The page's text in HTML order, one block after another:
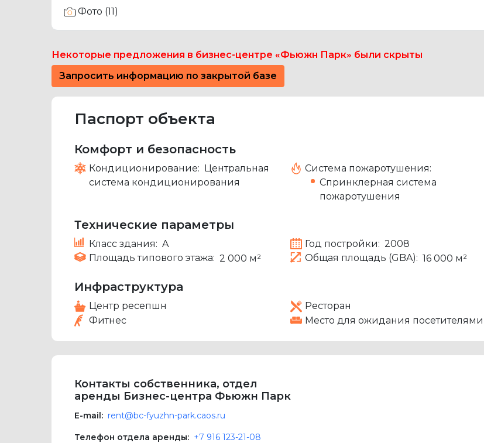
Фото (11)
Некоторые предложения в бизнес-центре «Фьюжн Парк» были скрыты
Запросить информацию по закрытой базе
Паспорт объекта
Комфорт и безопасность
Кондиционирование: Центральная
система кондиционирования
Система пожаротушения:
Спринклерная система
пожаротушения
Технические параметры
Класс здания: A
Площадь типового этажа: 2 000 м²
Год постройки: 2008
Общая площадь (GBA): 16 000 м²
Инфраструктура
Центр ресепшн
Фитнес
Ресторан
Место для ожидания посетителями
Контакты собственника, отдел
аренды Бизнес-центра Фьюжн Парк
E-mail: rent@bc-fyuzhn-park.caos.ru
Телефон отдела аренды: +7 916 123-21-08